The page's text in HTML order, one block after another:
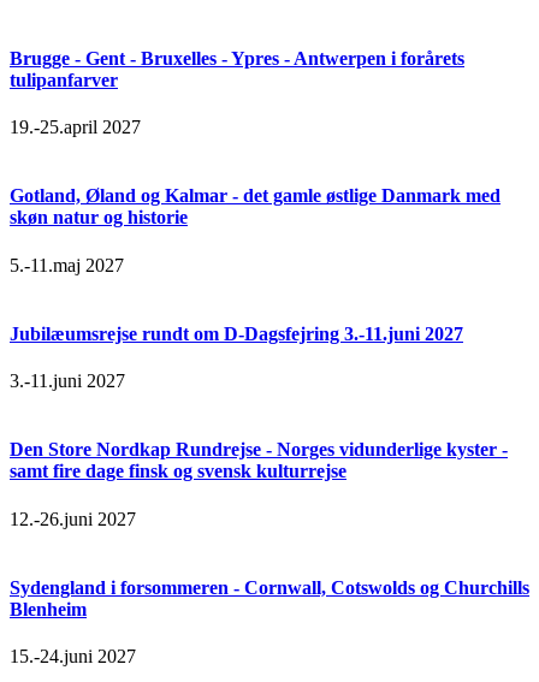
Brugge - Gent - Bruxelles - Ypres - Antwerpen i forårets
tulipanfarver
19.-25.april 2027
Gotland, Øland og Kalmar - det gamle østlige Danmark med
skøn natur og historie
5.-11.maj 2027
Jubilæumsrejse rundt om D-Dagsfejring 3.-11.juni 2027
3.-11.juni 2027
Den Store Nordkap Rundrejse - Norges vidunderlige kyster -
samt fire dage finsk og svensk kulturrejse
12.-26.juni 2027
Sydengland i forsommeren - Cornwall, Cotswolds og Churchills
Blenheim
15.-24.juni 2027